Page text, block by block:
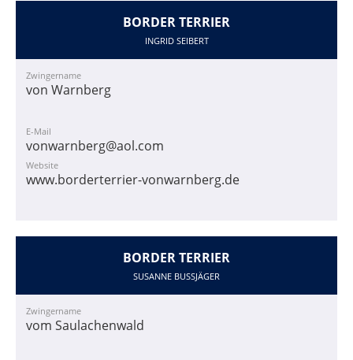
BORDER TERRIER
INGRID SEIBERT
Zwingername
von Warnberg
E-Mail
vonwarnberg@aol.com
Website
www.borderterrier-vonwarnberg.de
BORDER TERRIER
SUSANNE BUSSJÄGER
Zwingername
vom Saulachenwald